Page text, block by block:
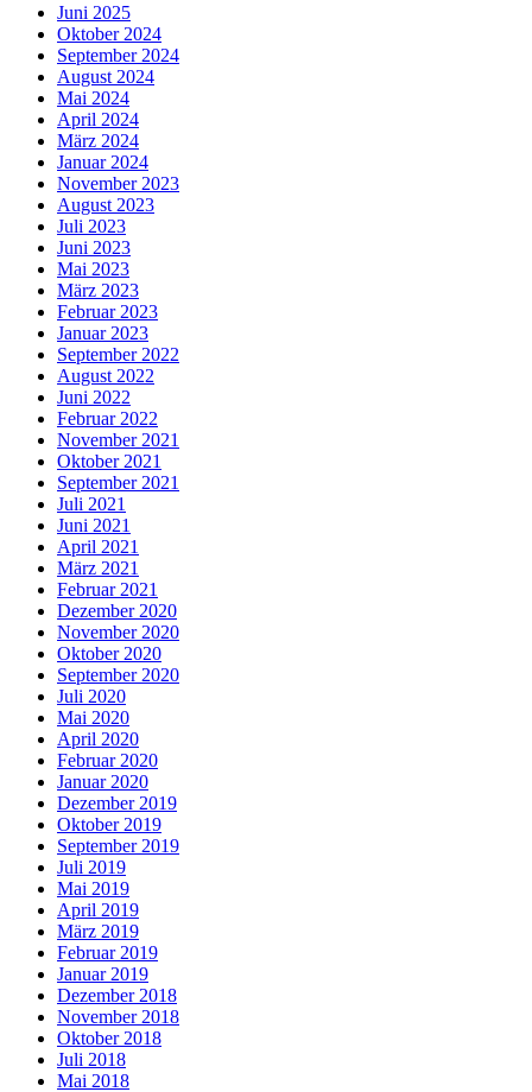
Juni 2025
Oktober 2024
September 2024
August 2024
Mai 2024
April 2024
März 2024
Januar 2024
November 2023
August 2023
Juli 2023
Juni 2023
Mai 2023
März 2023
Februar 2023
Januar 2023
September 2022
August 2022
Juni 2022
Februar 2022
November 2021
Oktober 2021
September 2021
Juli 2021
Juni 2021
April 2021
März 2021
Februar 2021
Dezember 2020
November 2020
Oktober 2020
September 2020
Juli 2020
Mai 2020
April 2020
Februar 2020
Januar 2020
Dezember 2019
Oktober 2019
September 2019
Juli 2019
Mai 2019
April 2019
März 2019
Februar 2019
Januar 2019
Dezember 2018
November 2018
Oktober 2018
Juli 2018
Mai 2018